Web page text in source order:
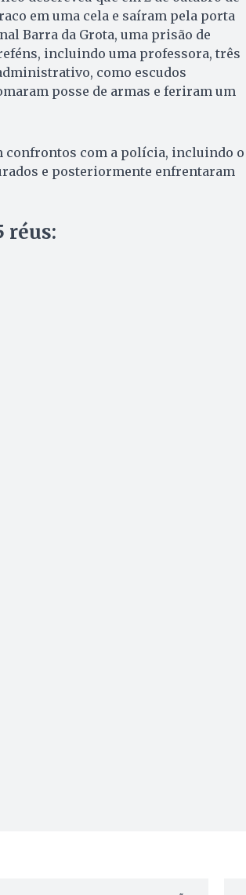
em uma cela e saíram pela porta
Barra da Grota, uma prisão de
incluindo uma professora, três
como escudos
posse de armas e feriram um
confrontos com a polícia, incluindo o
e posteriormente enfrentaram
réus: